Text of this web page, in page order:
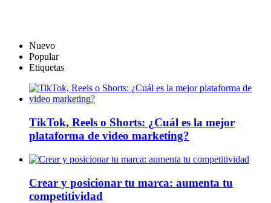
Nuevo
Popular
Etiquetas
TikTok, Reels o Shorts: ¿Cuál es la mejor
plataforma de video marketing?
Crear y posicionar tu marca: aumenta tu
competitividad